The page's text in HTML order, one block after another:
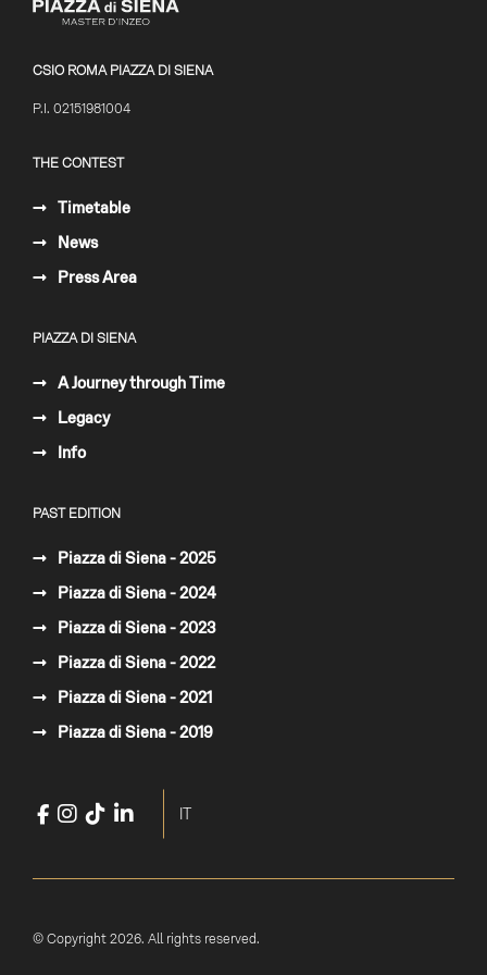
CSIO ROMA PIAZZA DI SIENA
P.I. 02151981004
THE CONTEST
Timetable
News
Press Area
PIAZZA DI SIENA
A Journey through Time
Legacy
Info
PAST EDITION
Piazza di Siena - 2025
Piazza di Siena - 2024
Piazza di Siena - 2023
Piazza di Siena - 2022
Piazza di Siena - 2021
Piazza di Siena - 2019
Facebook
Instagram
TikTok LinkedIn
YouTube
Select your language
IT
© Copyright 2026. All rights reserved.